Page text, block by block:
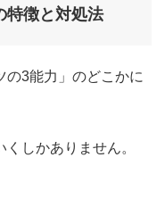
特徴と対処法
の3能力」のどこかに
しかありません。